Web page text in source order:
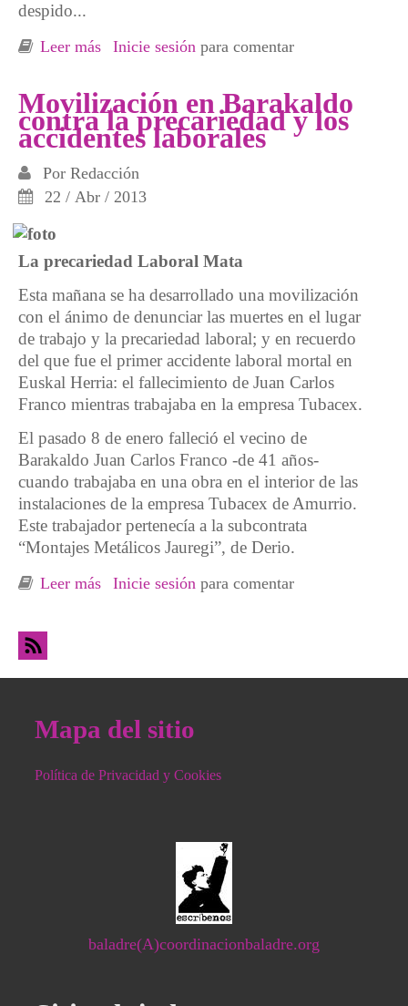
despido...
Leer más sobre Campaña en Barakaldo contra la
Inicie sesión para comentar
Movilización en Barakaldo
contra la precariedad y los
accidentes laborales
Por Redacción
22 / Abr / 2013
La precariedad Laboral Mata
Esta mañana se ha desarrollado una movilización
con el ánimo de denunciar las muertes en el lugar
de trabajo y la precariedad laboral; y en recuerdo
del que fue el primer accidente laboral mortal en
Euskal Herria: el fallecimiento de Juan Carlos
Franco mientras trabajaba en la empresa Tubacex.
El pasado 8 de enero falleció el vecino de
Barakaldo Juan Carlos Franco -de 41 años-
cuando trabajaba en una obra en el interior de las
instalaciones de la empresa Tubacex de Amurrio.
Este trabajador pertenecía a la subcontrata
“Montajes Metálicos Jauregi”, de Derio.
Leer más sobre Movilización en Barakaldo contra la
Inicie sesión para comentar
Mapa del sitio
Política de Privacidad y Cookies
baladre(A)coordinacionbaladre.org